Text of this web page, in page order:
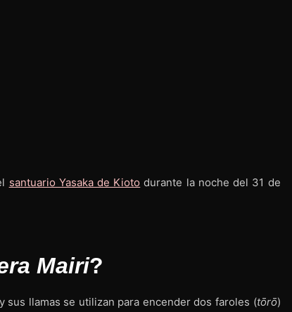
santuario Yasaka de Kioto durante la noche del 31 de
Mairi?
sus llamas se utilizan para encender dos faroles (tōrō)